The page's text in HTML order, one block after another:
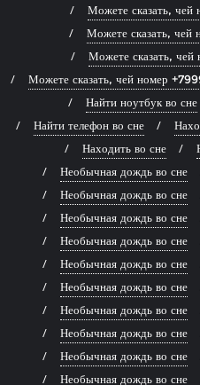
Можете сказать,
Можете сказать,
Можете сказать,
Можете сказать, чей номер
Найти ноутбук во сне
Найти телефон во сне
Находить во сне
Необычная дождь во сне
Необычная дождь во сне
Необычная дождь во сне
Необычная дождь во сне
Необычная дождь во сне
Необычная дождь во сне
Необычная дождь во сне
Необычная дождь во сне
Необычная дождь во сне
Необычная дождь во сне